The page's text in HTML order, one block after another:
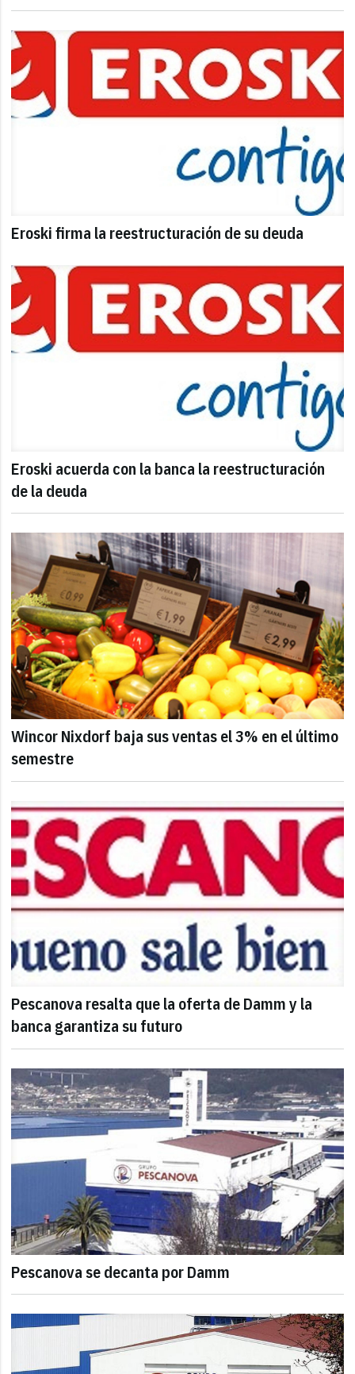
Eroski firma la reestructuración de su deuda
Eroski acuerda con la banca la reestructuración
de la deuda
Wincor Nixdorf baja sus ventas el 3% en el último
semestre
Pescanova resalta que la oferta de Damm y la
banca garantiza su futuro
Pescanova se decanta por Damm